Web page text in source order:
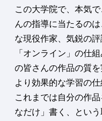
この大学院で、本気
んの指導に当たるの
な現役作家、気鋭の評
「オンライン」の仕
の皆さんの作品の質を
より効果的な学習の
これまでは自分の作
なだけ」書く、とい